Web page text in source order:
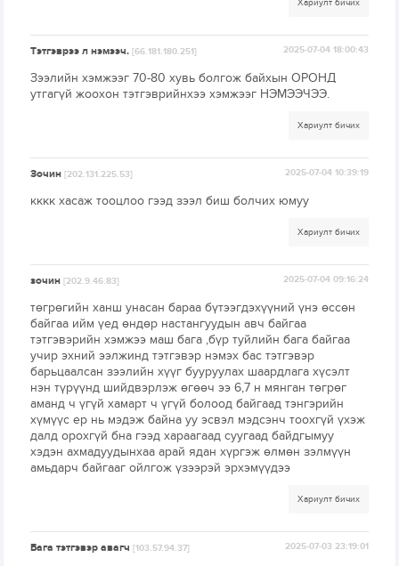
Хариулт бичих
Тэтгэврээ л нэмээч.[66.181.180.251] 2025-07-04 18:00:43
Зээлийн хэмжээг 70-80 хувь болгож байхын ОРОНД
утгагүй жоохон тэтгэврийнхээ хэмжээг НЭМЭЭЧЭЭ.
Хариулт бичих
Зочин[202.131.225.53] 2025-07-04 10:39:19
кккк хасаж тооцлоо гээд зээл биш болчих юмуу
Хариулт бичих
зочин[202.9.46.83] 2025-07-04 09:16:24
төгрөгийн ханш унасан бараа бүтээгдэхүүний үнэ өссөн
байгаа ийм үед өндөр настангуудын авч байгаа
тэтгэвэрийн хэмжээ маш бага ,бүр туйлийн бага байгаа
учир эхний ээлжинд тэтгэвэр нэмэх бас тэтгэвэр
барьцаалсан зээлийн хүүг бууруулах шаардлага хүсэлт
нэн түрүүнд шийдвэрлэж өгөөч ээ 6,7 н мянган төгрөг
аманд ч үгүй хамарт ч үгүй болоод байгаад тэнгэрийн
хүмүүс ер нь мэдэж байна уу эсвэл мэдсэнч тоохгүй үхэж
далд орохгүй бна гээд хараагаад суугаад байдгымуу
хэдэн ахмадуудынхаа арай ядан хүргэж өлмөн зэлмүүн
амьдарч байгааг ойлгож үзээрэй эрхэмүүдээ
Хариулт бичих
Бага тэтгэвэр авагч[103.57.94.37] 2025-07-03 23:19:01